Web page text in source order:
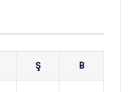
Ş B